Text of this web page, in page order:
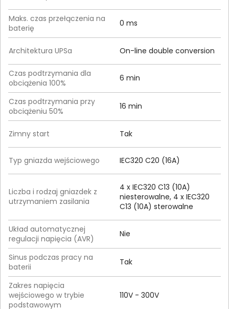
Maks. czas przełączenia na
baterię
0 ms
Architektura UPSa On-line double conversion
Czas podtrzymania dla
obciążenia 100%
6 min
Czas podtrzymania przy
obciążeniu 50%
16 min
Zimny start Tak
Typ gniazda wejściowego IEC320 C20 (16A)
Liczba i rodzaj gniazdek z
utrzymaniem zasilania
4 x IEC320 C13 (10A)
niesterowalne, 4 x IEC320
C13 (10A) sterowalne
Układ automatycznej
regulacji napięcia (AVR)
Nie
Sinus podczas pracy na
baterii
Tak
Zakres napięcia
wejściowego w trybie
podstawowym
110V - 300V